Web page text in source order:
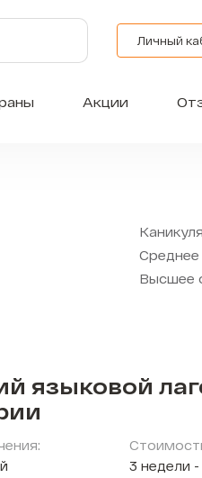
Личный
Акции
Среднее
Высшее
языковой
3 недели